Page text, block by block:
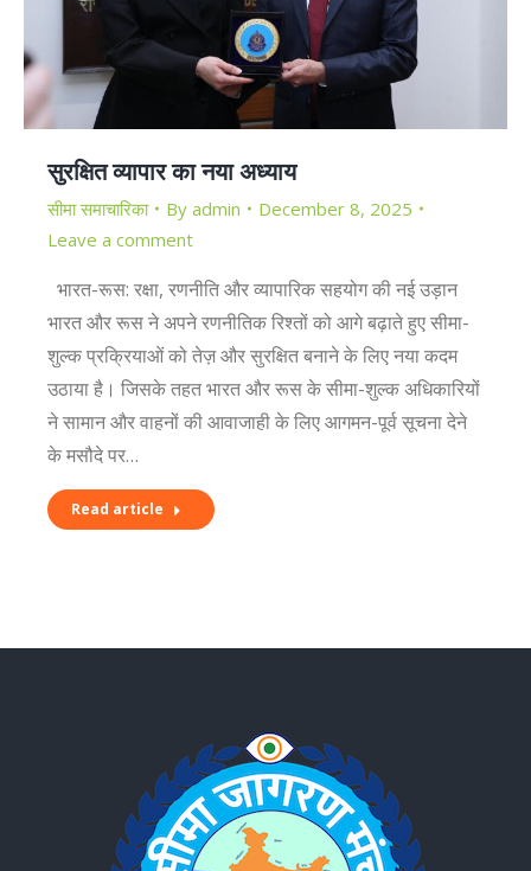
सुरक्षित व्यापार का नया अध्याय
सीमा समाचारिका By admin
December 8, 2025
Leave a comment
भारत-रूस: रक्षा, रणनीति और व्यापारिक सहयोग की नई उड़ान
भारत और रूस ने अपने रणनीतिक रिश्तों को आगे बढ़ाते हुए सीमा-
शुल्क प्रक्रियाओं को तेज़ और सुरक्षित बनाने के लिए नया कदम
उठाया है। जिसके तहत भारत और रूस के सीमा-शुल्क अधिकारियों
ने सामान और वाहनों की आवाजाही के लिए आगमन-पूर्व सूचना देने
के मसौदे पर…
Read article